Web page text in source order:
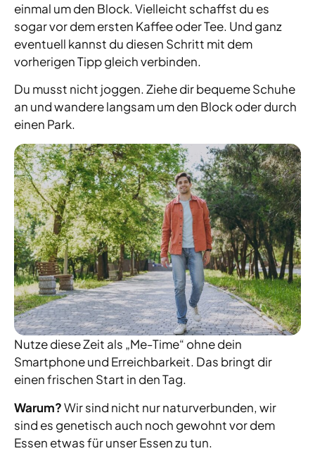
einmal um den Block. Vielleicht schaffst du es
sogar vor dem ersten Kaffee oder Tee. Und ganz
eventuell kannst du diesen Schritt mit dem
vorherigen Tipp gleich verbinden.
Du musst nicht joggen. Ziehe dir bequeme Schuhe
an und wandere langsam um den Block oder durch
einen Park.
Nutze diese Zeit als „Me-Time“ ohne dein
Smartphone und Erreichbarkeit. Das bringt dir
einen frischen Start in den Tag.
Warum?Wir sind nicht nur naturverbunden, wir
sind es genetisch auch noch gewohnt vor dem
Essen etwas für unser Essen zu tun.